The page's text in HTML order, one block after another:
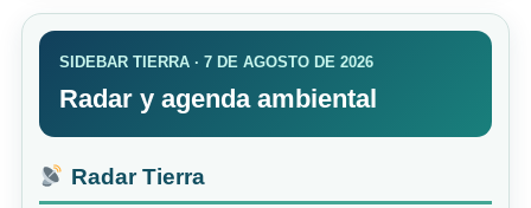
SIDEBAR TIERRA · 7 DE AGOSTO DE 2026
Radar y agenda ambiental
Radar Tierra